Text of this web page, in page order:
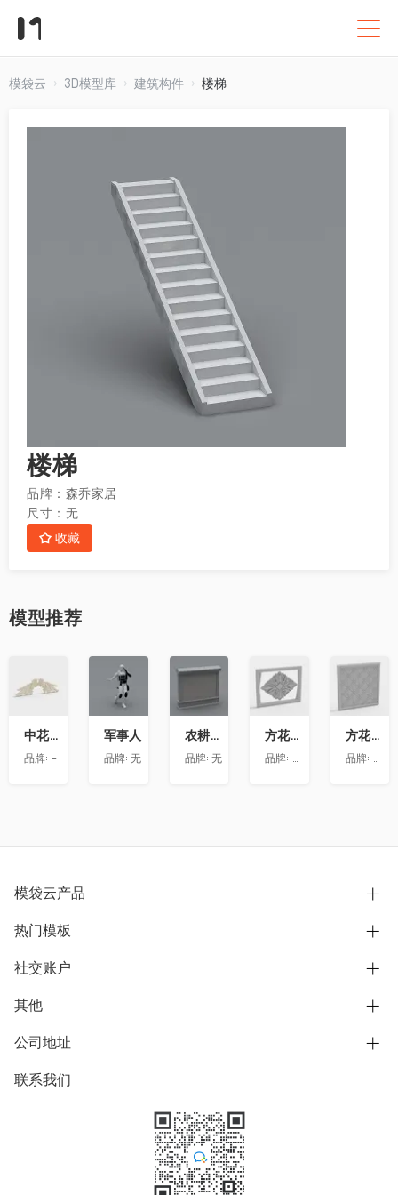
模袋云 3D模型库 建筑构件 楼梯
楼梯
品牌： 森乔家居
尺寸： 无
收藏
模型推荐
藏
中花-12
品牌: -
收
藏
军事人
品牌:无
收
农耕文化墙
品牌: 无
收
藏
方花-020
品牌:
精品材质
收
方花-055
品牌:
精品
模袋云产品
别墅设计营销
模型协同展示分享
别墅社区
别墅模板
热门模板
欧式别墅
中式别墅
日式别墅
社交账户
B站
抖音
微信公众号
其他
用户服务协议
隐私政策
公司地址
上海市浦东新区东方路1215-1217号
联系我们